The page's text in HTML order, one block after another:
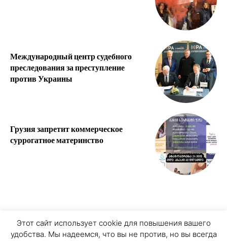
Международный центр судебного
преследования за преступление
против Украины
Грузия запретит коммерческое
суррогатное материнство
Этот сайт использует cookie для повышения вашего
удобства. Мы надеемся, что вы не против, но вы всегда